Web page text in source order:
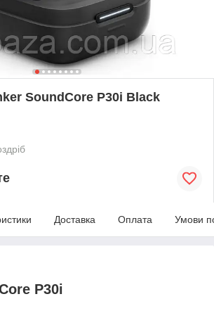
SoundCore P30i Black
Доставка Оплата Умови
P30i